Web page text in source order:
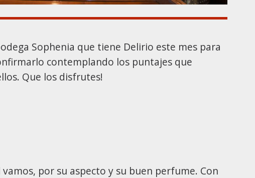
Sophenia que tiene Delirio este mes para
contemplando los puntajes que
Que los disfrutes!
por su aspecto y su buen perfume. Con